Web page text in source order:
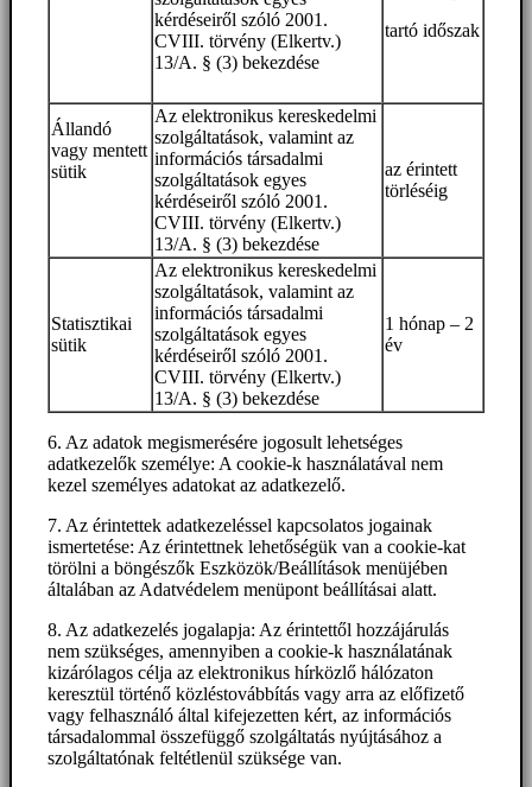
kérdéseiről szóló 2001.
CVIII. törvény (Elkertv.)
13/A. § (3) bekezdése
tartó időszak
Állandó
vagy mentett
sütik
Az elektronikus kereskedelmi
szolgáltatások, valamint az
információs társadalmi
szolgáltatások egyes
kérdéseiről szóló 2001.
CVIII. törvény (Elkertv.)
13/A. § (3) bekezdése
az érintett
törléséig
Statisztikai
sütik
Az elektronikus kereskedelmi
szolgáltatások, valamint az
információs társadalmi
szolgáltatások egyes
kérdéseiről szóló 2001.
CVIII. törvény (Elkertv.)
13/A. § (3) bekezdése
1 hónap – 2
év
6. Az adatok megismerésére jogosult lehetséges
adatkezelők személye: A cookie-k használatával nem
kezel személyes adatokat az adatkezelő.
7. Az érintettek adatkezeléssel kapcsolatos jogainak
ismertetése: Az érintettnek lehetőségük van a cookie-kat
törölni a böngészők Eszközök/Beállítások menüjében
általában az Adatvédelem menüpont beállításai alatt.
8. Az adatkezelés jogalapja: Az érintettől hozzájárulás
nem szükséges, amennyiben a cookie-k használatának
kizárólagos célja az elektronikus hírközlő hálózaton
keresztül történő közléstovábbítás vagy arra az előfizető
vagy felhasználó által kifejezetten kért, az információs
társadalommal összefüggő szolgáltatás nyújtásához a
szolgáltatónak feltétlenül szüksége van.